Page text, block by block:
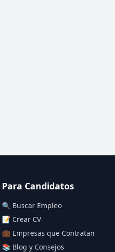
Para Candidatos
🔍 Buscar Empleo
📝 Crear CV
💼 Empresas que Contratan
📚 Blog y Consejos